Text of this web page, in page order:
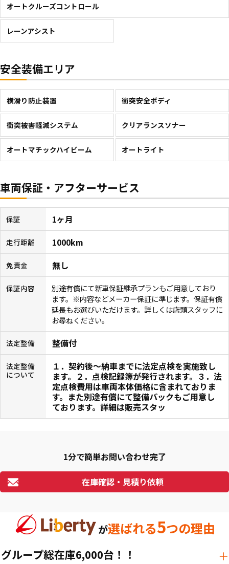
オートクルーズコントロール
レーンアシスト
安全装備エリア
横滑り防止装置 衝突安全ボディ
衝突被害軽減システム クリアランスソナー
オートマチックハイビーム オートライト
車両保証・アフターサービス
保証 1ヶ月
走行距離 1000km
免責金 無し
保証内容
別途有償にて新車保証継承プランもご用意しており
ます。※内容などメーカー保証に準じます。保証有償
延長もお選びいただけます。詳しくは店頭スタッフに
お尋ねください。
法定整備 整備付
法定整備
について
１．契約後〜納車までに法定点検を実施致し
ます。２．点検記録簿が発行されます。３．法
定点検費用は車両本体価格に含まれておりま
す。また別途有償にて整備パックもご用意し
ております。詳細は販売スタッ
1分で簡単お問い合わせ完了
在庫確認・見積り依頼
が選ばれる5つの理由
グループ総在庫6,000台！！